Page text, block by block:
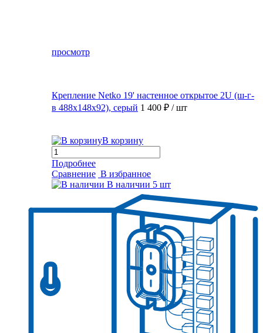
просмотр
Крепление Netko 19' настенное открытое 2U (ш-г-
в 488х148х92), серый 1 400 ₽ / шт
В корзину
Подробнее
Сравнение В избранное
В наличии 5 шт